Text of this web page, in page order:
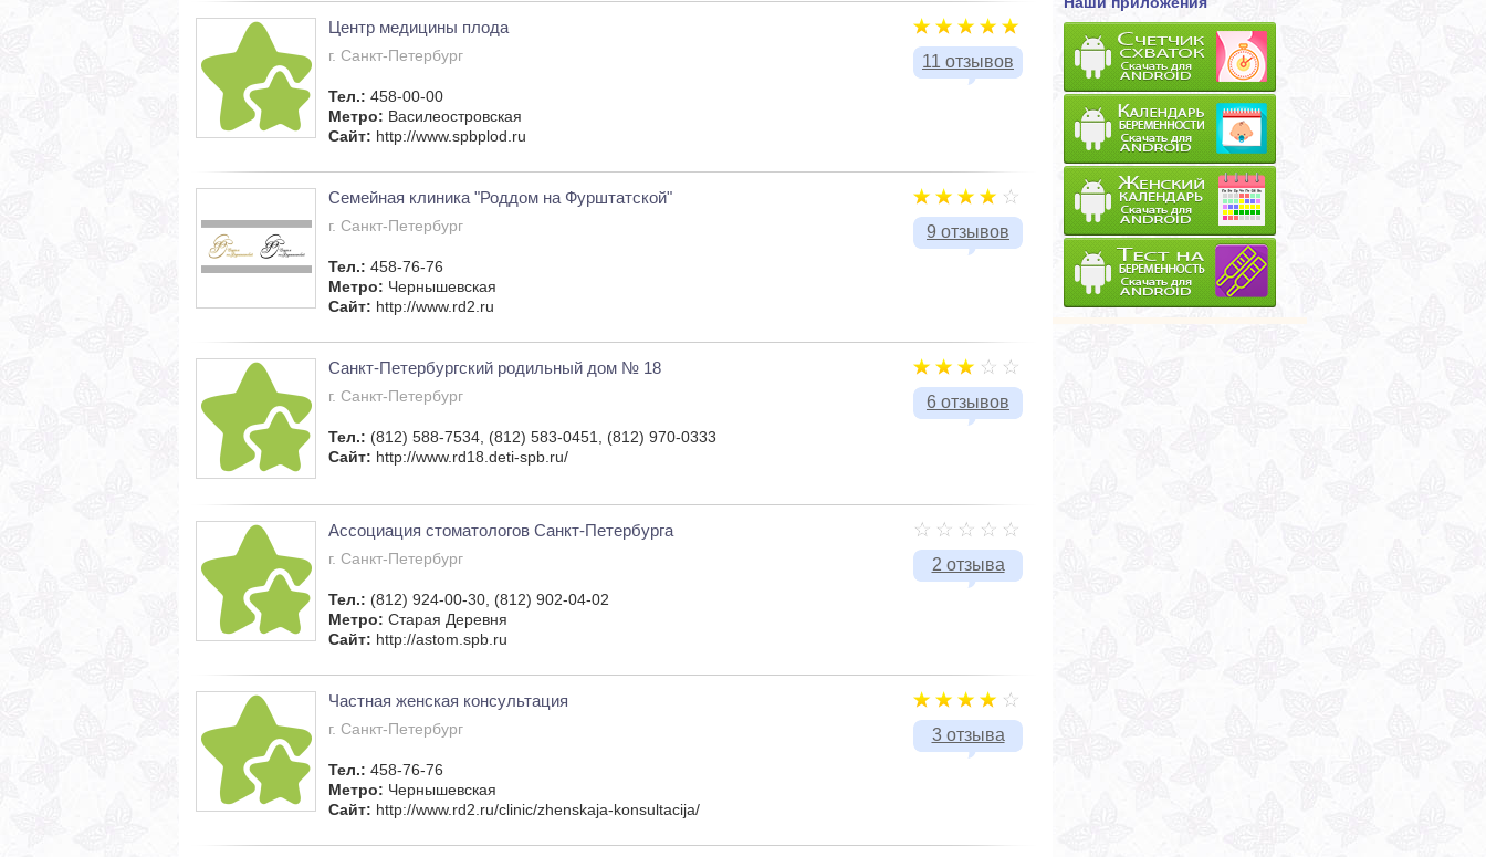
11 отзывов
Центр медицины плода
г. Санкт-Петербург
Тел.: 458-00-00
Метро: Василеостровская
Сайт: http://www.spbplod.ru
9 отзывов
Семейная клиника "Роддом на Фурштатской"
г. Санкт-Петербург
Тел.: 458-76-76
Метро: Чернышевская
Сайт: http://www.rd2.ru
6 отзывов
Санкт-Петербургский родильный дом № 18
г. Санкт-Петербург
Тел.: (812) 588-7534, (812) 583-0451, (812) 970-0333
Сайт: http://www.rd18.deti-spb.ru/
2 отзыва
Ассоциация стоматологов Санкт-Петербурга
г. Санкт-Петербург
Тел.: (812) 924-00-30, (812) 902-04-02
Метро: Старая Деревня
Сайт: http://astom.spb.ru
3 отзыва
Частная женская консультация
г. Санкт-Петербург
Тел.: 458-76-76
Метро: Чернышевская
Сайт: http://www.rd2.ru/clinic/zhenskaja-konsultacija/